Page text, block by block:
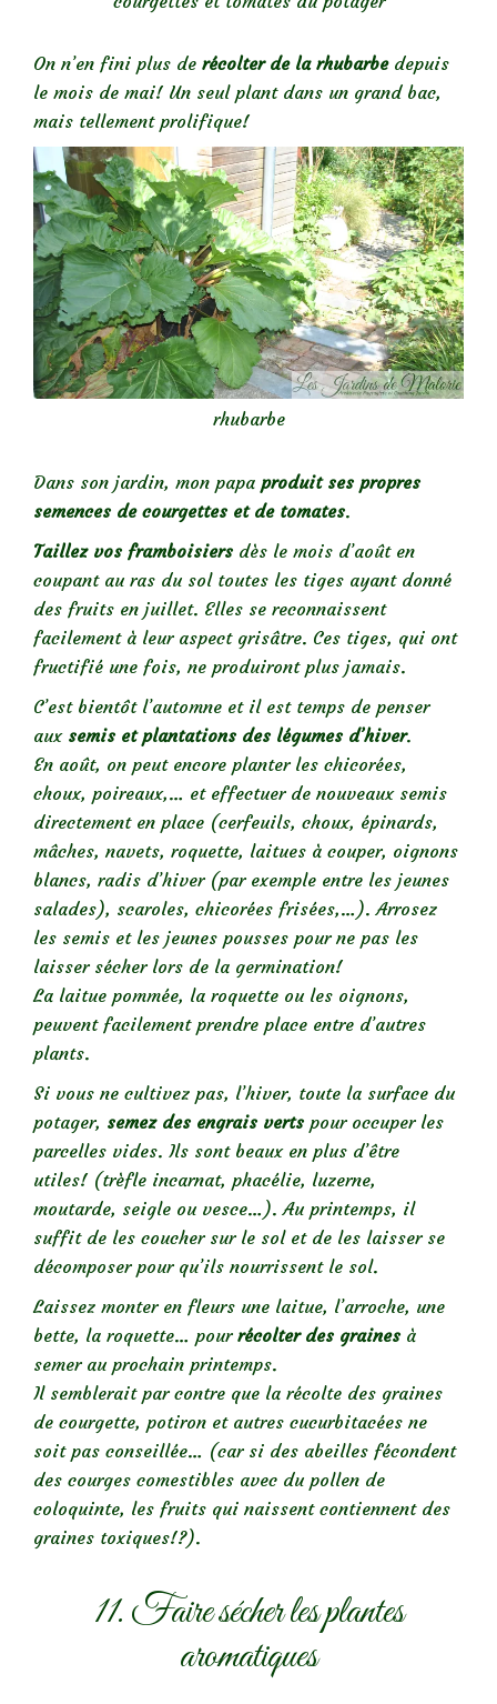
On n’en fini plus de récolter de la rhubarbedepuis
le mois de mai! Un seul plant dans un grand bac,
mais tellement prolifique!
rhubarbe
Dans son jardin, mon papa produit ses propres
semences de courgettes et de tomates.
Taillez vos framboisiers dès le mois d’août en
coupant au ras du sol toutes les tiges ayant donné
des fruits en juillet. Elles se reconnaissent
facilement à leur aspect grisâtre. Ces tiges, qui ont
fructifié une fois, ne produiront plus jamais.
C’est bientôt l’automne et il est temps de penser
aux semis et plantations des légumes d’hiver.
En août, on peut encore planter les chicorées,
choux, poireaux,… et effectuer de nouveaux semis
directement en place (cerfeuils, choux, épinards,
mâches, navets, roquette, laitues à couper, oignons
blancs, radis d’hiver (par exemple entre les jeunes
salades), scaroles, chicorées frisées,…). Arrosez
les semis et les jeunes pousses pour ne pas les
laisser sécher lors de la germination!
La laitue pommée, la roquette ou les oignons,
peuvent facilement prendre place entre d’autres
plants.
Si vous ne cultivez pas, l’hiver, toute la surface du
potager, semez des engrais verts pour occuper les
parcelles vides. Ils sont beaux en plus d’être
utiles! (trèfle incarnat, phacélie, luzerne,
moutarde, seigle ou vesce…). Au printemps, il
suffit de les coucher sur le sol et de les laisser se
décomposer pour qu’ils nourrissent le sol.
Laissez monter en fleurs une laitue, l’arroche, une
bette, la roquette… pour récolter des graines à
semer au prochain printemps.
Il semblerait par contre que la récolte des graines
de courgette, potiron et autres cucurbitacées ne
soit pas conseillée… (car si des abeilles fécondent
des courges comestibles avec du pollen de
coloquinte, les fruits qui naissent contiennent des
graines toxiques!?).
11. Faire sécher les plantes
aromatiques